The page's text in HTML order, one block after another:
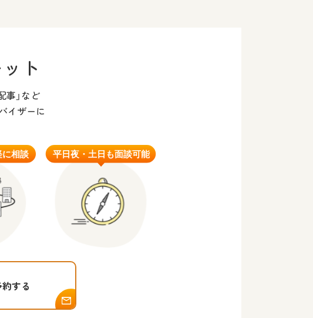
ト
事」など
イザーに
する